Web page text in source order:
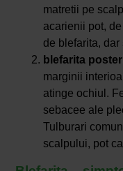
matretii pe
acarienii pot,
de blefarita, dar
blefarita
marginii
atinge ochiul.
sebacee ale
Tulburari
scalpului, pot